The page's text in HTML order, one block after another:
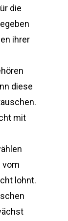
die
ihrer
diese
mit
vom
lohnt.